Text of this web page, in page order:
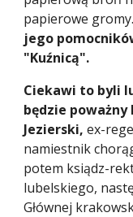
papierowe gromy.
jego
"Kuźnicą".
Ciekawi to byli
będzie
Jezierski, ex-
namiestnik
potem ksiądz-
lubelskiego,
Głównej